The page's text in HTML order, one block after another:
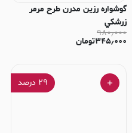
گوشواره رزین مدرن طرح مرمر
زرشكي
۹۸۰٫۰۰۰
۳۴۵٫۰۰۰تومان
۲۹ درصد